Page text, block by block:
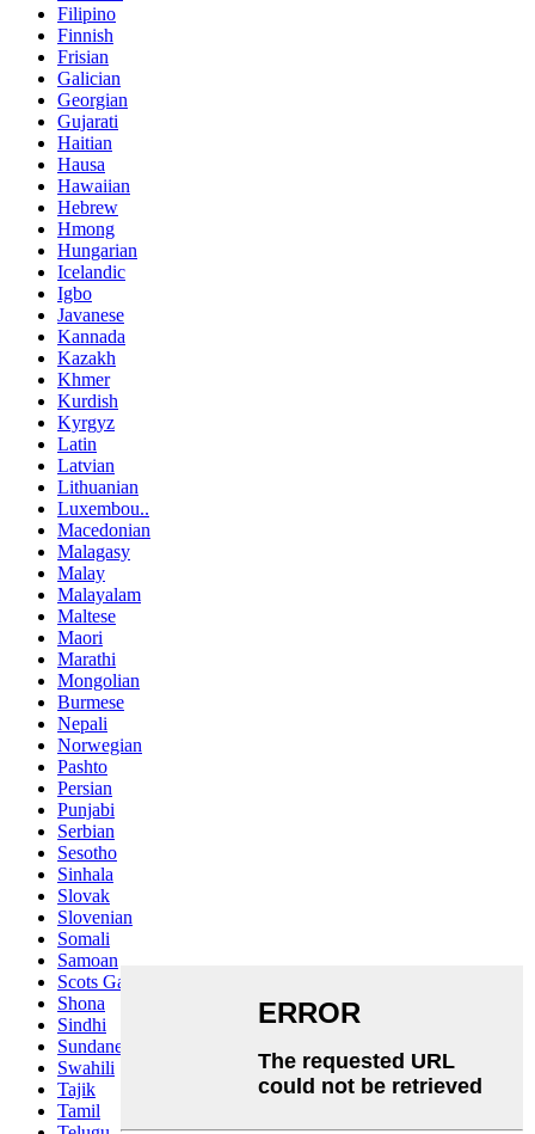
Filipino
Finnish
Frisian
Galician
Georgian
Gujarati
Haitian
Hausa
Hawaiian
Hebrew
Hmong
Hungarian
Icelandic
Igbo
Javanese
Kannada
Kazakh
Khmer
Kurdish
Kyrgyz
Latin
Latvian
Lithuanian
Luxembou..
Macedonian
Malagasy
Malay
Malayalam
Maltese
Maori
Marathi
Mongolian
Burmese
Nepali
Norwegian
Pashto
Persian
Punjabi
Serbian
Sesotho
Sinhala
Slovak
Slovenian
Somali
Samoan
Scots Gaelic
Shona
Sindhi
Sundanese
Swahili
Tajik
Tamil